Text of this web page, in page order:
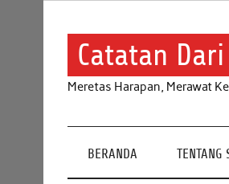
Catatan
Meretas Harapan, Merawat
BERANDA TENTANG